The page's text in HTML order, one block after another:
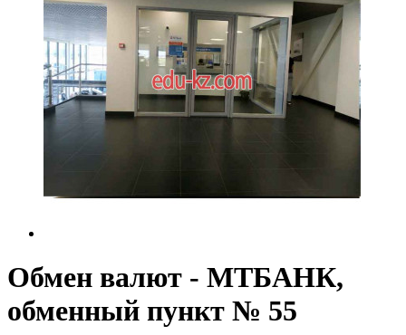
Обмен валют - МТБАНК,
обменный пункт № 55